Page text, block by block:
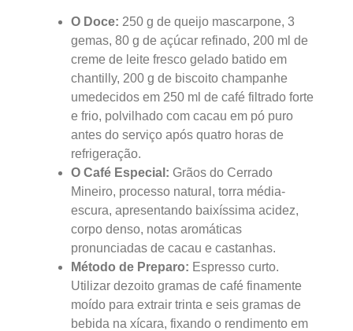
O Doce: 250 g de queijo mascarpone, 3
gemas, 80 g de açúcar refinado, 200 ml de
creme de leite fresco gelado batido em
chantilly, 200 g de biscoito champanhe
umedecidos em 250 ml de café filtrado forte
e frio, polvilhado com cacau em pó puro
antes do serviço após quatro horas de
refrigeração.
O Café Especial: Grãos do Cerrado
Mineiro, processo natural, torra média-
escura, apresentando baixíssima acidez,
corpo denso, notas aromáticas
pronunciadas de cacau e castanhas.
Método de Preparo: Espresso curto.
Utilizar dezoito gramas de café finamente
moído para extrair trinta e seis gramas de
bebida na xícara, fixando o rendimento em